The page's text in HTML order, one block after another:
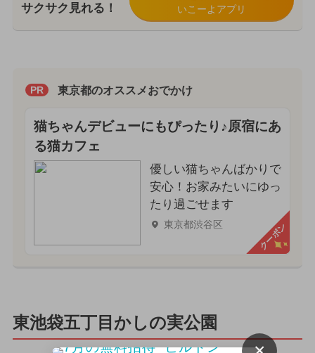
サクサク見れる！
いこーよアプリ
PR 東京都のオススメおでかけ
猫ちゃんデビューにもぴったり♪原宿にあ
る猫カフェ
優しい猫ちゃんばかりで
安心！お家みたいにゆっ
たり過ごせます
東京都渋谷区 クーポン
東池袋五丁目かしの実公園